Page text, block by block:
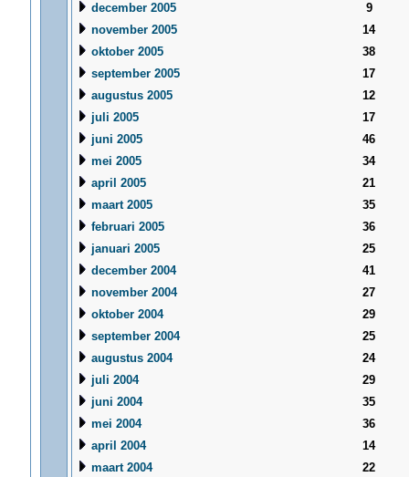
december 2005
9
november 2005
14
oktober 2005
38
september 2005
17
augustus 2005
12
juli 2005
17
juni 2005
46
mei 2005
34
april 2005
21
maart 2005
35
februari 2005
36
januari 2005
25
december 2004
41
november 2004
27
oktober 2004
29
september 2004
25
augustus 2004
24
juli 2004
29
juni 2004
35
mei 2004
36
april 2004
14
maart 2004
22